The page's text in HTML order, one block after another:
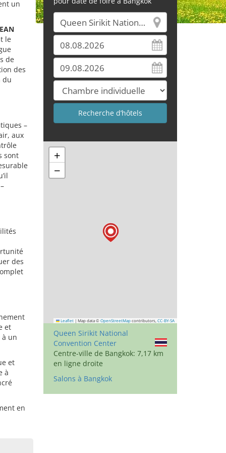
un
le
de
des
du
–
aux
sont
des
et
à un
et
à
en
+
−
Leaflet | Map data © OpenStreetMap contributors, CC-BY-SA
Queen Sirikit National
Convention Center
Centre-ville de Bangkok: 7,17 km
en ligne droite
Salons à Bangkok